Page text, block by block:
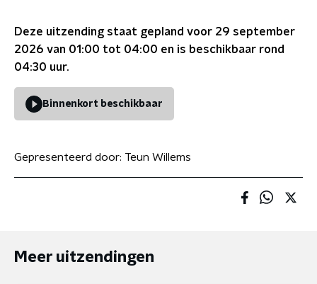
Deze uitzending staat gepland voor 29 september
2026 van 01:00 tot 04:00 en is beschikbaar rond
04:30 uur.
Binnenkort beschikbaar
Gepresenteerd door: Teun Willems
Meer uitzendingen